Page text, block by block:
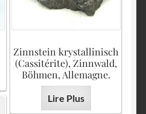
Zinnstein krystallinisch
(Cassitérite), Zinnwald,
Böhmen, Allemagne.
Lire Plus